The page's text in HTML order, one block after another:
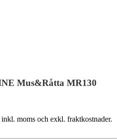
Mus&Råtta MR130
moms och exkl. fraktkostnader.